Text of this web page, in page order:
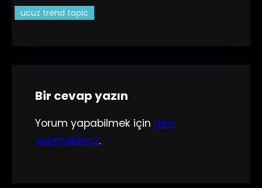
ucuz trend topic
Bir cevap yazın
Yorum yapabilmek için giriş
yapmalısınız.